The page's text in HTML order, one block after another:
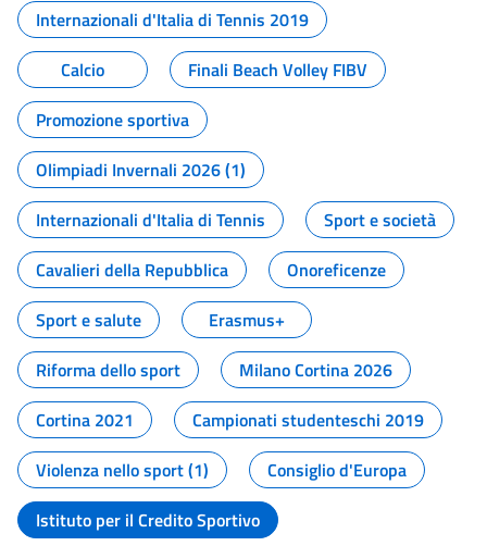
Internazionali d'Italia di Tennis 2019
Calcio
Finali Beach Volley FIBV
Promozione sportiva
Olimpiadi Invernali 2026 (1)
Internazionali d'Italia di Tennis
Sport e società
Cavalieri della Repubblica
Onoreficenze
Sport e salute
Erasmus+
Riforma dello sport
Milano Cortina 2026
Cortina 2021
Campionati studenteschi 2019
Violenza nello sport (1)
Consiglio d'Europa
Istituto per il Credito Sportivo